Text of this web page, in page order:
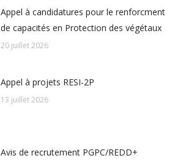
Appel à candidatures pour le renforcment
de capacités en Protection des végétaux
20 juillet 2026
Appel à projets RESI-2P
13 juillet 2026
Avis de recrutement PGPC/REDD+